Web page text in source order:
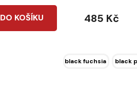
DO KOŠÍKU 485 Kč
black fuchsia black